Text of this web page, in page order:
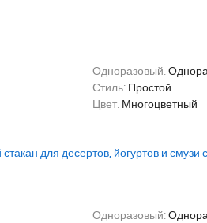
Одноразовый:
Стиль: Простой
Цвет: Многоцветный
для десертов, йогуртов и
Одноразовый: